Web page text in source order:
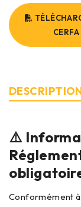
CERFA
⚠️
Conformément